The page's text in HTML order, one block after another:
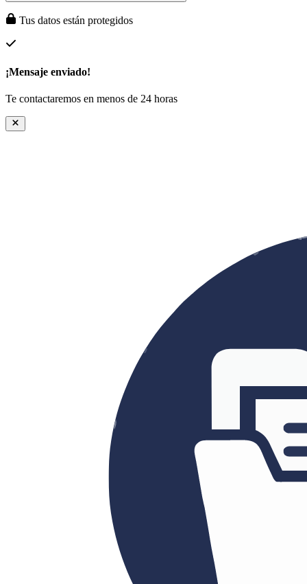
Tus datos están protegidos
¡Mensaje enviado!
Te contactaremos en menos de 24 horas